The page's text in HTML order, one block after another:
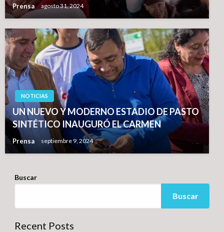
Prensa agosto 31, 2024
NOTICIAS
UN NUEVO Y MODERNO ESTADIO DE PASTO
SINTÉTICO INAUGURÓ EL CARMEN
Prensa septiembre 9, 2024
Buscar
Buscar
Recent Posts